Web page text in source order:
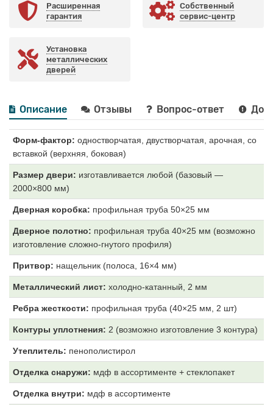
Расширенная
гарантия
Собственный
сервис-центр
Установка
металлических
дверей
Описание Отзывы Вопрос-ответ
Форм-фактор: одностворчатая, двустворчатая, арочная, со
вставкой (верхняя, боковая)
Размер двери: изготавливается любой (базовый —
2000×800 мм)
Дверная коробка: профильная труба 50×25 мм
Дверное полотно: профильная труба 40×25 мм (возможно
изготовление сложно-гнутого профиля)
Притвор: нащельник (полоса, 16×4 мм)
Металлический лист: холодно-катанный, 2 мм
Ребра жесткости: профильная труба (40×25 мм, 2 шт)
Контуры уплотнения: 2 (возможно изготовление 3 контура)
Утеплитель: пенополистирол
Отделка снаружи: мдф в ассортименте + стеклопакет
Отделка внутри: мдф в ассортименте